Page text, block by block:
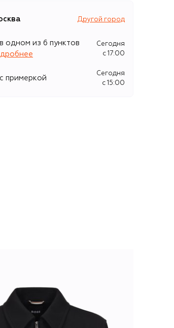
Другой город
одном из 6 пунктов
Сегодня
c 17:00
примеркой
Сегодня
c 15:00